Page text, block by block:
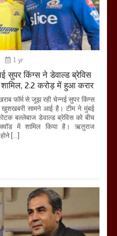
1 yr
सुपर किंग्स ने डेवाल्ड ब्रेविस
2.2 करोड़ में हुआ करार
फॉर्म से जूझ रही चेन्नई सुपर किंग्स
सामने आई है। टीम ने मुंबई
बल्लेबाज डेवाल्ड ब्रेविस को बीच
में शामिल किया है। ऋतुराज
[…]